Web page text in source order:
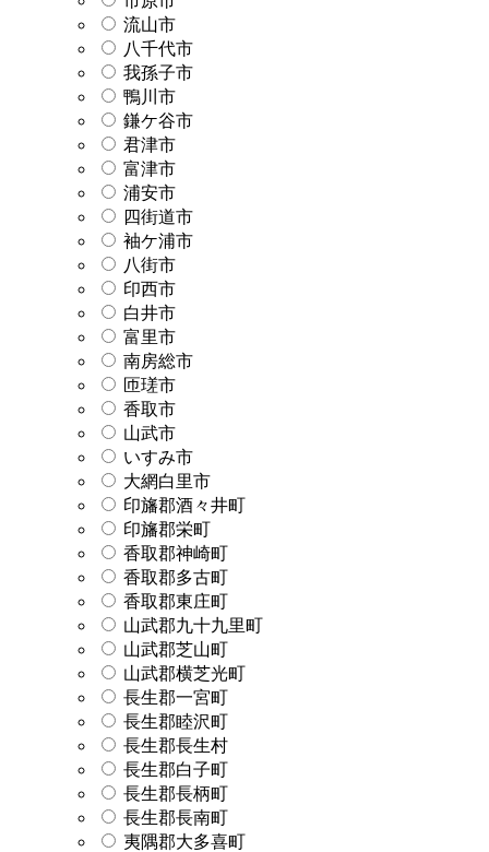
流山市
八千代市
我孫子市
鴨川市
鎌ケ谷市
君津市
富津市
浦安市
四街道市
袖ケ浦市
八街市
印西市
白井市
富里市
南房総市
匝瑳市
香取市
山武市
いすみ市
大網白里市
印旛郡酒々井町
印旛郡栄町
香取郡神崎町
香取郡多古町
香取郡東庄町
山武郡九十九里町
山武郡芝山町
山武郡横芝光町
長生郡一宮町
長生郡睦沢町
長生郡長生村
長生郡白子町
長生郡長柄町
長生郡長南町
夷隅郡大多喜町